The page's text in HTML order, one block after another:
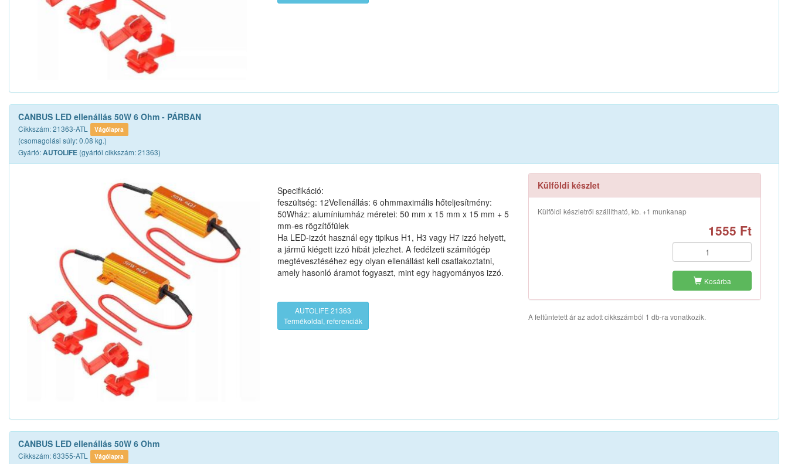
CANBUS LED ellenállás 50W 6 Ohm - PÁRBAN
Cikkszám: 21363-ATL Vágólapra
(csomagolási súly: 0.08 kg.)
Gyártó:AUTOLIFE (gyártói cikkszám: 21363)
Specifikáció:
feszültség: 12Vellenállás: 6 ohmmaximális hőteljesítmény:
50Wház: alumíniumház méretei: 50 mm x 15 mm x 15 mm + 5
mm-es rögzítőfülek
Ha LED-izzót használ egy tipikus H1, H3 vagy H7 izzó helyett,
a jármű kiégett izzó hibát jelezhet. A fedélzeti számítógép
megtévesztéséhez egy olyan ellenállást kell csatlakoztatni,
amely hasonló áramot fogyaszt, mint egy hagyományos izzó.
AUTOLIFE 21363
Termékoldal, referenciák
Külföldi készlet
Külföldi készletről szállítható, kb. +1 munkanap
1555 Ft
Kosárba
A feltüntetett ár az adott cikkszámból 1 db-ra vonatkozik.
CANBUS LED ellenállás 50W 6 Ohm
Cikkszám: 63355-ATL Vágólapra